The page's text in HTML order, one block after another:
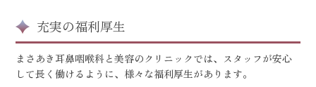
充実の福利厚生
まさあき耳鼻咽喉科と美容のクリニックでは、スタッフが安心
して長く働けるように、様々な福利厚生があります。